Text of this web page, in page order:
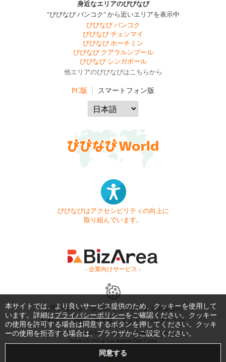
身近なエリアのびびなび
"びびなび バンコク" から近いエリアを表示中
びびなび バンコク
びびなび チェンマイ
びびなび ホーチミン
びびなび クアラルンプール
びびなび シンガポール
他エリアのびびなびはこちらから
PC版 スマートフォン版
びびなびはアクセシビリティの向上に
取り組んでいます。
- 企業向けサービス -
お問い合わせ はじめてガイド
よくある質問
利用規約
商標・著作権 プライバシーポリシー
Copyright © 1999-2026 Vivid Navigation, Inc. All Rights Reserved.
Server US (45) @ Los Angeles Data Center
本サイトでは、より良いサービス提供のため、クッキーを使用して
います。詳細はプライバシーポリシーをご確認ください。クッキー
の使用を許可する場合は同意するボタンを押してください。クッキ
ーの使用を拒否する場合は、ブラウザからご設定ください。